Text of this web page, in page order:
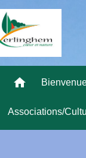
home
Associations/